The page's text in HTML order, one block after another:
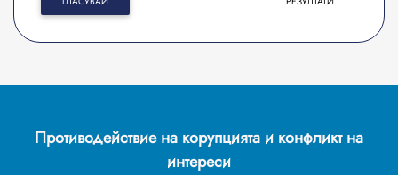
Противодействие на корупцията и конфликт на
интереси